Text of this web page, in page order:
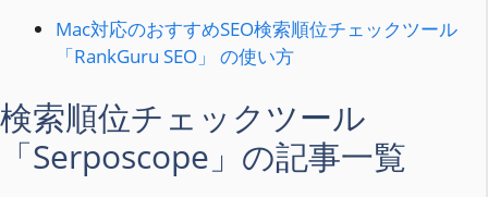
Mac対応のおすすめSEO検索順位チェックツール
「RankGuru SEO」 の使い方
検索順位チェックツール
「Serposcope」の記事一覧